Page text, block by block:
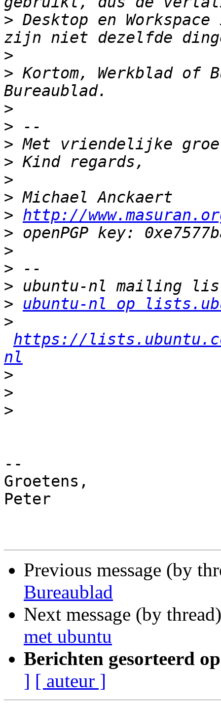
> Desktop en
>
> Kortom, Werkblad of
>
>
>
>
>
>
> http://
>
>
>
>
>
ubuntu-nl op
>
https://
nl
>
>
>
--
Groetens,
Peter
Previous message (by
Bureaublad
Next message (by
met ubuntu
Berichten gesorteerd
] [ auteur ]